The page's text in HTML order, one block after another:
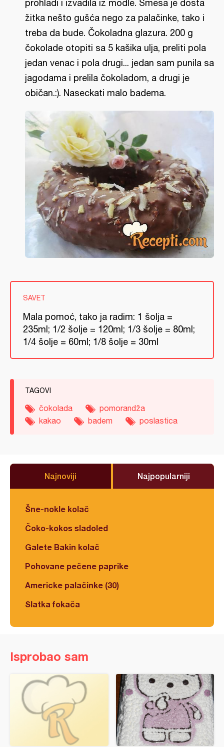
prohladi i izvadila iz modle. Smesa je dosta
žitka nešto gušća nego za palačinke, tako i
treba da bude. Čokoladna glazura. 200 g
čokolade otopiti sa 5 kašika ulja, preliti pola
jedan venac i pola drugi... jedan sam punila sa
jagodama i prelila čokoladom, a drugi je
običan.:). Naseckati malo badema.
SAVET
Mala pomoć, tako ja radim: 1 šolja =
235ml; 1/2 šolje = 120ml; 1/3 šolje = 80ml;
1/4 šolje = 60ml; 1/8 šolje = 30ml
TAGOVI
čokolada
pomorandža
kakao
badem poslastica
Najnoviji Najpopularniji
Šne-nokle kolač
Čoko-kokos sladoled
Galete Bakin kolač
Pohovane pečene paprike
Americke palačinke (30)
Slatka fokača
Isprobao sam